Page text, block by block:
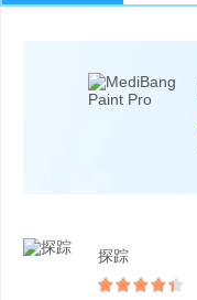
探踪